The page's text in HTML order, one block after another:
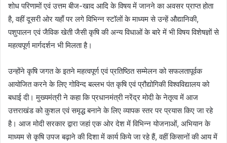
शोध परिणामों एवं उत्तम बीज-खाद आदि के विषय में जानने का अवसर प्राप्त होता
है, वहीं दूसरी ओर यहाँ पर लगे विभिन्न स्टॉलों के माध्यम से उन्हें औद्यानिकी,
पशुपालन एवं जैविक खेती जैसी कृषि की अन्य विधाओं के बारे में भी विषय विशेषज्ञों से
महत्वपूर्ण मार्गदर्शन भी मिलता है।
उन्होंने कृषि जगत के इतने महत्वपूर्ण एवं प्रतिष्ठित सम्मेलन को सफलतापूर्वक
आयोजित करने के लिए गोविन्द बल्लभ पंत कृषि एवं प्रौद्योगिकी विश्वविद्यालय को
बधाई दी। मुख्यमंत्री ने कहा कि प्रधानमंत्री नरेंद्र मोदी के नेतृत्व में आज
उत्तराखंड को कुशल एवं समृद्ध बनाने के लिए व्यापक स्तर पर प्रयास किए जा रहे
है। आज मोदी सरकार द्वारा जहां एक ओर देश में विभिन्न योजनाओं, अभियान के
माध्यम से कृषि उपज बढ़ाने की दिशा में कार्य किये जा रहे हैं, वहीं किसानों की आय में